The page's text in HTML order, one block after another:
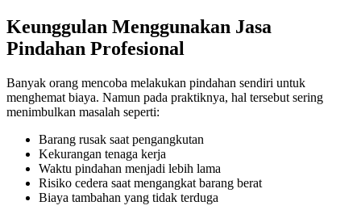
Keunggulan Menggunakan Jasa
Pindahan Profesional
Banyak orang mencoba melakukan pindahan sendiri untuk
menghemat biaya. Namun pada praktiknya, hal tersebut sering
menimbulkan masalah seperti:
Barang rusak saat pengangkutan
Kekurangan tenaga kerja
Waktu pindahan menjadi lebih lama
Risiko cedera saat mengangkat barang berat
Biaya tambahan yang tidak terduga